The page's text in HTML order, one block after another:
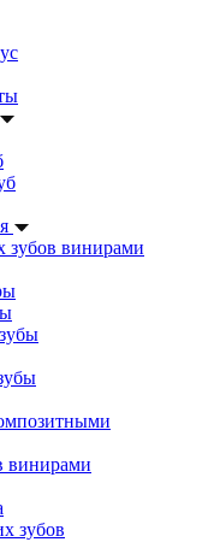
зубов винирами
винирами
зубов